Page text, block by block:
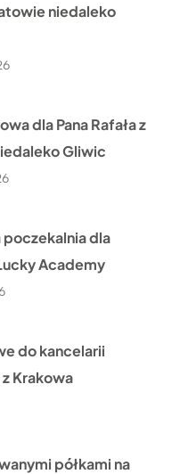
niedaleko
dla Pana Rafała z
Gliwic
dla
Academy
do kancelarii
Krakowa
półkami na